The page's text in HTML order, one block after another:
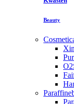
Beauty